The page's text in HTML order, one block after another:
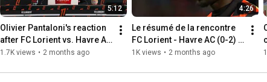
5:12
Olivier Pantaloni's reaction
after FC Lorient vs. Havre AC
(0-2) 25-26
1.7K views • 2 months ago
4:26
Le résumé de la rencontre
FC Lorient - Havre AC (0-2)
25-26
1K views • 2 months ago